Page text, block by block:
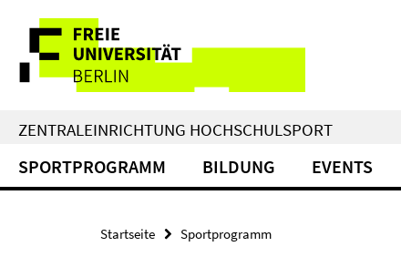
direkt
Inhalt
Service-
Navigation
ZENTRALEINRICHTUNG HOCHSCHULSPORT
SPORTPROGRAMM BILDUNG EVENTS
Startseite Sportprogramm